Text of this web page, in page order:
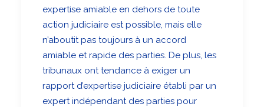
expertise amiable en dehors de toute
action judiciaire est possible, mais elle
n’aboutit pas toujours à un accord
amiable et rapide des parties. De plus, les
tribunaux ont tendance à exiger un
rapport d’expertise judiciaire établi par un
expert indépendant des parties pour